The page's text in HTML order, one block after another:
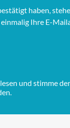
haben,
Ihre E-
und stimme